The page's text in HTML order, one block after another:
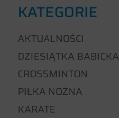
KATEGORIE
AKTUALNOŚCI
DZIESIĄTKA BABICKA
CROSSMINTON
PIŁKA NOŻNA
KARATE